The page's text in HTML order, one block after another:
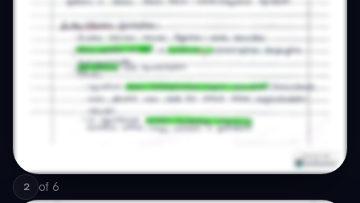
2 of 6